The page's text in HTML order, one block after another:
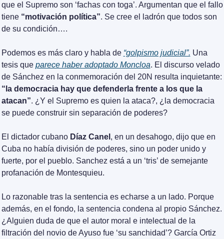
que el Supremo son ‘fachas con toga’. Argumentan que el fallo
tiene “motivación política”. Se cree el ladrón que todos son
de su condición….
Podemos es más claro y habla de “golpismo judicial”. Una
tesis que parece haber adoptado Moncloa. El discurso velado
“la democracia hay que defenderla frente a los que la
atacan”. ¿Y el Supremo es quien la ataca?, ¿la democracia
se puede construir sin separación de poderes?
El dictador cubano Díaz Canel , en un desahogo, dijo que en
Cuba no había división de poderes, sino un poder unido y
fuerte, por el pueblo. Sanchez está a un ‘tris’ de semejante
profanación de Montesquieu.
Lo razonable tras la sentencia es echarse a un lado. Porque
además, en el fondo, la sentencia condena al propio Sánchez.
¿Alguien duda de que el autor moral e intelectual de la
filtración del novio de Ayuso fue ‘su sanchidad’? García Ortiz